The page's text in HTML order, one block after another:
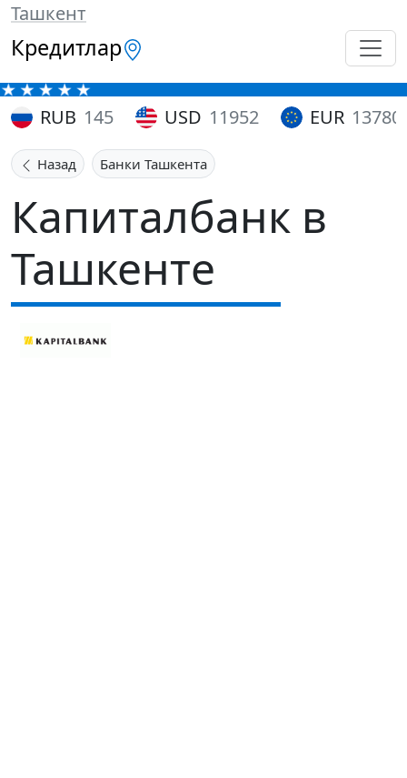
Ташкент
Кредитлар
RUB 145 USD 11952 EUR 13780
Назад Банки Ташкента
Капиталбанк в
Ташкенте